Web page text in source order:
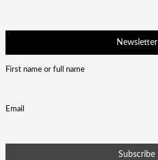
Newsletter
First name or full name
Email